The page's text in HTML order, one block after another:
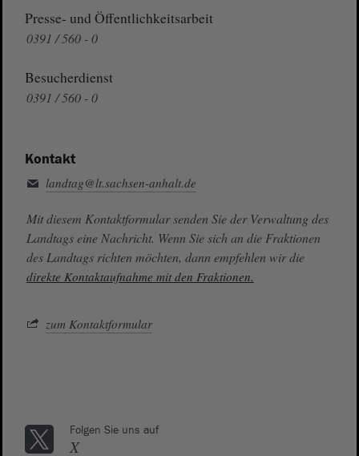
Presse- und Öffentlichkeitsarbeit
0391 / 560 - 0
Besucherdienst
0391 / 560 - 0
Kontakt
landtag@lt.sachsen-anhalt.de
Mit diesem Kontaktformular senden Sie der Verwaltung des
Landtags eine Nachricht. Wenn Sie sich an die Fraktionen
des Landtags richten möchten, dann empfehlen wir die
direkte Kontaktaufnahme mit den Fraktionen.
zum Kontaktformular
Folgen Sie uns auf
X